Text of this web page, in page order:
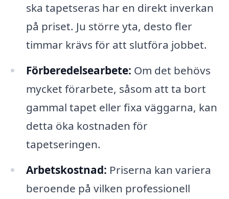
ska tapetseras har en direkt inverkan
på priset. Ju större yta, desto fler
timmar krävs för att slutföra jobbet.
Förberedelsearbete: Om det behövs
mycket förarbete, såsom att ta bort
gammal tapet eller fixa väggarna, kan
detta öka kostnaden för
tapetseringen.
Arbetskostnad: Priserna kan variera
beroende på vilken professionell